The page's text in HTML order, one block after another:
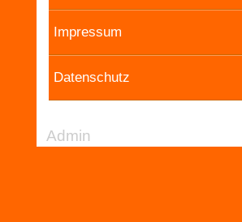
Impressum
Datenschutz
Admin